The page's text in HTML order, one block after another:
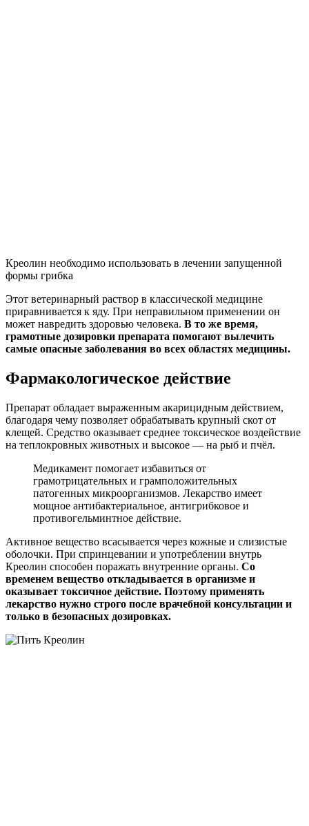
Креолин необходимо использовать в лечении запущенной
формы грибка
Этот ветеринарный раствор в классической медицине
приравнивается к яду. При неправильном применении он
может навредить здоровью человека. В то же время,
грамотные дозировки препарата помогают вылечить
самые опасные заболевания во всех областях медицины.
Фармакологическое действие
Препарат обладает выраженным акарицидным действием,
благодаря чему позволяет обрабатывать крупный скот от
клещей. Средство оказывает среднее токсическое воздействие
на теплокровных животных и высокое — на рыб и пчёл.
Медикамент помогает избавиться от
грамотрицательных и грамположительных
патогенных микроорганизмов. Лекарство имеет
мощное антибактериальное, антигрибковое и
противогельминтное действие.
Активное вещество всасывается через кожные и слизистые
оболочки. При спринцевании и употреблении внутрь
Креолин способен поражать внутренние органы. Со
временем вещество откладывается в организме и
оказывает токсичное действие. Поэтому применять
лекарство нужно строго после врачебной консультации и
только в безопасных дозировках.